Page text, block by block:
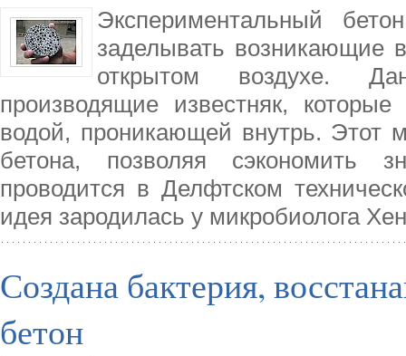
Экспериментальный
заделывать возникающие
открытом воздухе.
производящие известняк,
водой, проникающей внутрь. Этот
бетона, позволяя сэкономить
проводится в Делфтском
идея зародилась у микробиолога
Создана бактерия,
бетон